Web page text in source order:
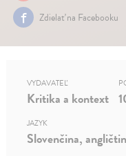
Zdielať na Facebooku
VYDAVATEĽ
Kritika a kontext
JAZYK
Slovenčina,